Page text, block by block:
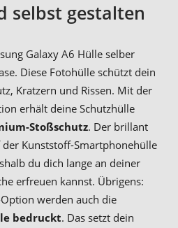
selbst gestalten
Galaxy A6 Hülle selber
Diese Fotohülle schützt dein
Kratzern und Rissen. Mit der
erhält deine Schutzhülle
Stoßschutz. Der brillant
Kunststoff-Smartphonehülle
du dich lange an deiner
erfreuen kannst. Übrigens:
werden auch die
bedruckt. Das setzt dein